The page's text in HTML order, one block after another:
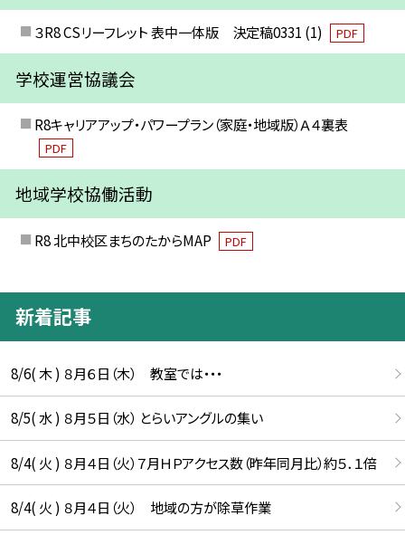
３R8 CSリーフレット 表中一体版 決定稿0331 (1) PDF
学校運営協議会
R8キャリアアップ・パワープラン（家庭・地域版）Ａ４裏表
PDF
地域学校協働活動
R8 北中校区まちのたからMAP PDF
新着記事
8/6( 木 ) ８月６日（木） 教室では・・・
8/5( 水 ) ８月５日（水） とらいアングルの集い
8/4( 火 ) ８月４日（火）７月ＨＰアクセス数（昨年同月比）約５．１倍
8/4( 火 ) ８月４日（火） 地域の方が除草作業